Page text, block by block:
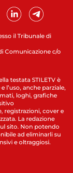
il Tribunale di
Comunicazione c/o
testata STILETV è
l’uso, anche parziale,
loghi, grafiche
registrazioni, cover e
La redazione
sito. Non potendo
ad eliminarli su
e oltraggiosi.